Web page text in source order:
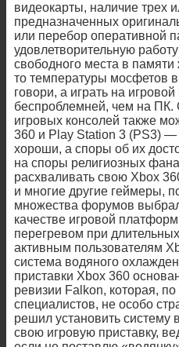
видеокарты, наличие трех
предназначенных
или перебор оперативной
удовлетворительную
свободного места в памяти
то температуры мосфетов
говори, а играть на
беспроблемней, чем на
игровых консолей также
360 и Play Station 3 (PS3) —
хороши, а споры об их
на споры религиозных
расхваливать свою Xbox
и многие другие геймеры,
множества форумов
качестве игровой
перегревом при
активным пользователям
система водяного
приставки Xbox 360
ревизии Falkon, которая,
специалистов, не особо
решил установить систему
свою игровую приставку,